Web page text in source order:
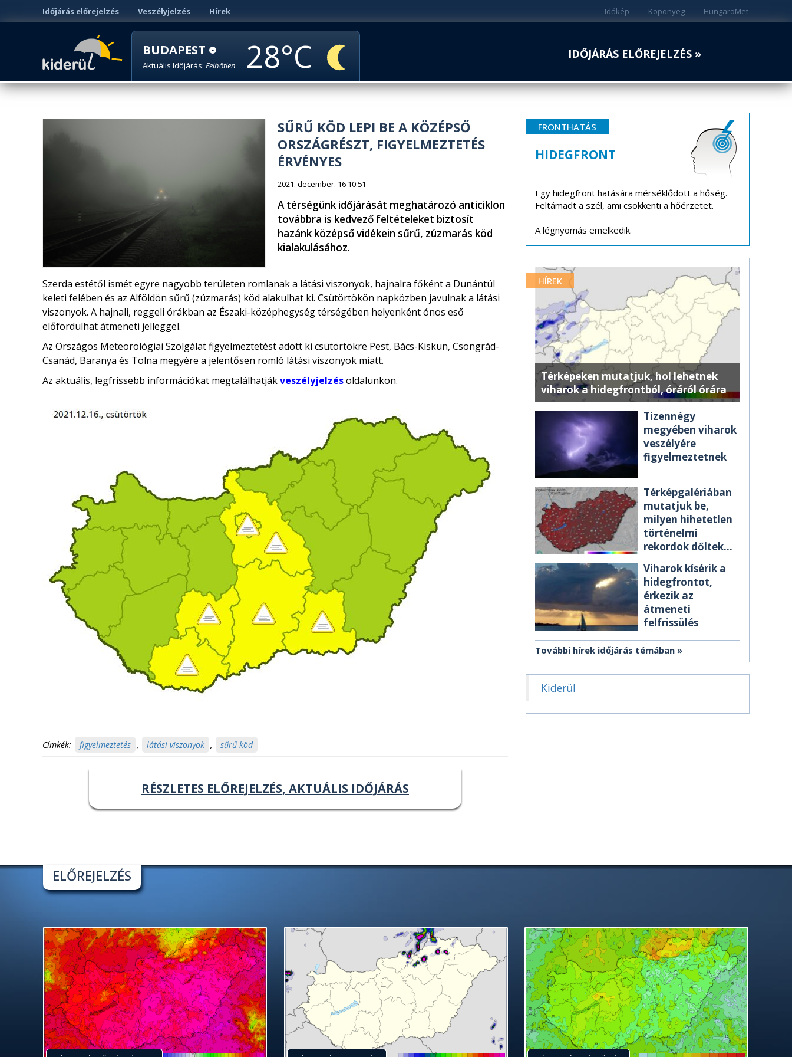
Időjárás előrejelzés Veszélyjelzés Hírek HungaroMet
Köpönyeg
Időkép
BUDAPEST
Aktuális Időjárás: Felhőtlen 28 IDŐJÁRÁS ELŐREJELZÉS »
SŰRŰ KÖD LEPI BE A KÖZÉPSŐ
ORSZÁGRÉSZT, FIGYELMEZTETÉS
ÉRVÉNYES
2021. december. 16 10:51
A térségünk időjárását meghatározó anticiklon
továbbra is kedvező feltételeket biztosít
hazánk középső vidékein sűrű, zúzmarás köd
kialakulásához.
Szerda estétől ismét egyre nagyobb területen romlanak a látási viszonyok, hajnalra főként a Dunántúl
keleti felében és az Alföldön sűrű (zúzmarás) köd alakulhat ki. Csütörtökön napközben javulnak a látási
viszonyok. A hajnali, reggeli órákban az Északi-középhegység térségében helyenként ónos eső
előfordulhat átmeneti jelleggel.
Az Országos Meteorológiai Szolgálat figyelmeztetést adott ki csütörtökre Pest, Bács-Kiskun, Csongrád-
Csanád, Baranya és Tolna megyére a jelentősen romló látási viszonyok miatt.
Az aktuális, legfrissebb információkat megtalálhatjákveszélyjelzésoldalunkon.
Címkék: figyelmeztetés , látási viszonyok , sűrű köd
RÉSZLETES ELŐREJELZÉS, AKTUÁLIS IDŐJÁRÁS
FRONTHATÁS
HIDEGFRONT
Egy hidegfront hatására mérséklődött a hőség.
Feltámadt a szél, ami csökkenti a hőérzetet.
A légnyomás emelkedik.
HÍREK
Térképeken mutatjuk, hol lehetnek
viharok a hidegfrontból, óráról órára
Tizennégy
megyében viharok
veszélyére
figyelmeztetnek
Térképgalériában
mutatjuk be,
milyen hihetetlen
történelmi
rekordok dőltek
Viharok kísérik a
hidegfrontot,
érkezik az
átmeneti
felfrissülés
További hírek időjárás témában
Kiderül
ELŐREJELZÉS